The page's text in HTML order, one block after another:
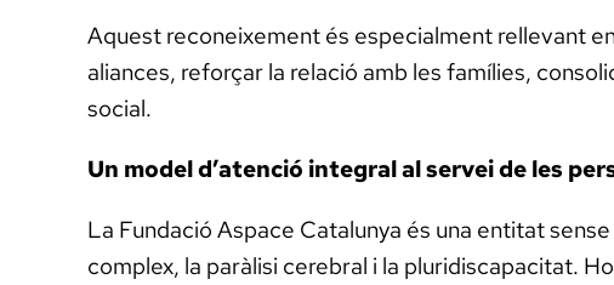
Aquest reconeixement és especialment rellevant
aliances, reforçar la relació amb les famílies,
social.
Un model d’atenció integral al servei de les
La Fundació Aspace Catalunya és una entitat
complex, la paràlisi cerebral i la pluridiscapacitat.